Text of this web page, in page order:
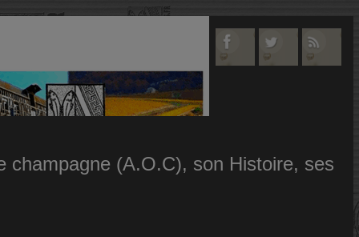
champagne (A.O.C), son Histoire, ses